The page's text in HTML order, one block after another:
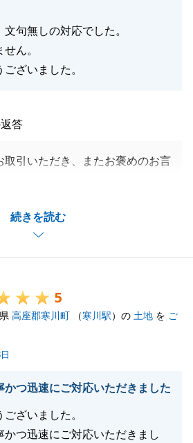
句無しの対応でした。
ん。
ざいました。
続きを読む
答
取引いただき、またお褒めのお言
てたこと大変嬉しく思っておりま
言葉を励みに、日々精進してま
て、何かお困り事等がございまし
にお声がけいただけましたら幸い
閉じる
5
高座郡寒川町 （寒川駅）の 土地 を ご
かつ迅速にご対応いただきました
ざいました。
かつ迅速にご対応いただきまし